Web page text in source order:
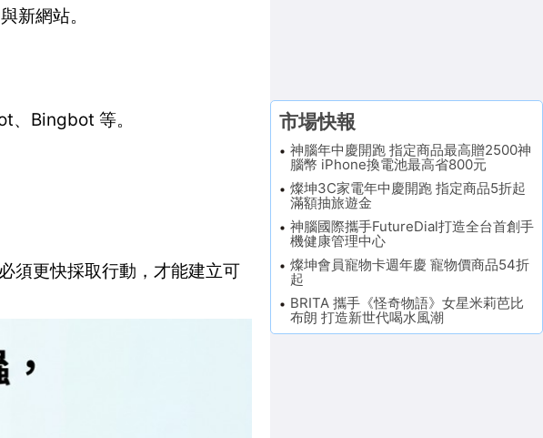
新網站。
、Bingbot 等。
須更快採取行動，才能建立可
市場快報
神腦年中慶開跑 指定商品最高贈2500神
腦幣 iPhone換電池最高省800元
燦坤3C家電年中慶開跑 指定商品5折起
滿額抽旅遊金
神腦國際攜手FutureDial打造全台首創手
機健康管理中心
燦坤會員寵物卡週年慶 寵物價商品54折
起
BRITA 攜手《怪奇物語》女星米莉芭比
布朗 打造新世代喝水風潮